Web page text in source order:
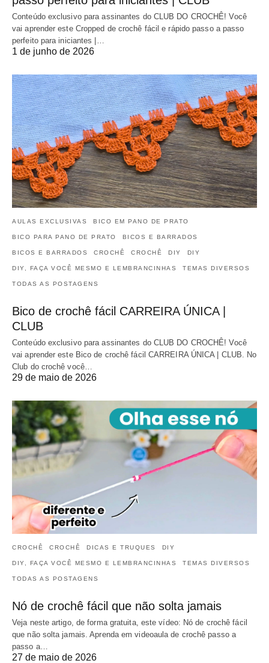
Conteúdo exclusivo para assinantes do CLUB DO CROCHÊ! Você
vai aprender este Cropped de crochê fácil e rápido passo a passo
perfeito para iniciantes |…
1 de junho de 2026
AULAS EXCLUSIVAS BICO EM PANO DE PRATO
BICO PARA PANO DE PRATO BICOS E BARRADOS
BICOS E BARRADOS CROCHÊ CROCHÊ DIY DIY
DIY, FAÇA VOCÊ MESMO E LEMBRANCINHAS TEMAS DIVERSOS
TODAS AS POSTAGENS
Bico de crochê fácil CARREIRA ÚNICA |
CLUB
Conteúdo exclusivo para assinantes do CLUB DO CROCHÊ! Você
vai aprender este Bico de crochê fácil CARREIRA ÚNICA | CLUB. No
Club do crochê você…
29 de maio de 2026
CROCHÊ CROCHÊ DICAS E TRUQUES DIY
DIY, FAÇA VOCÊ MESMO E LEMBRANCINHAS TEMAS DIVERSOS
TODAS AS POSTAGENS
Nó de crochê fácil que não solta jamais
Veja neste artigo, de forma gratuita, este vídeo: Nó de crochê fácil
que não solta jamais. Aprenda em videoaula de crochê passo a
passo a…
27 de maio de 2026